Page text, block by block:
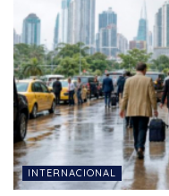
INTERNACIONAL